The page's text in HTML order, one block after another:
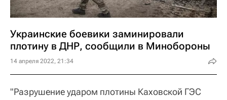
Украинские боевики заминировали
плотину в ДНР, сообщили в Минобороны
14 апреля 2022, 21:34
"Разрушение ударом плотины Каховской ГЭС